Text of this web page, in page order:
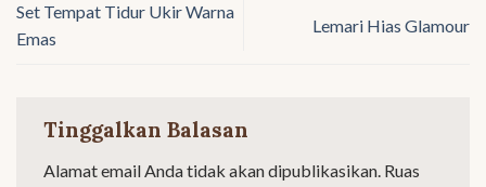
Set Tempat Tidur Ukir Warna
Emas
Lemari Hias Glamour
Tinggalkan Balasan
Alamat email Anda tidak akan dipublikasikan. Ruas